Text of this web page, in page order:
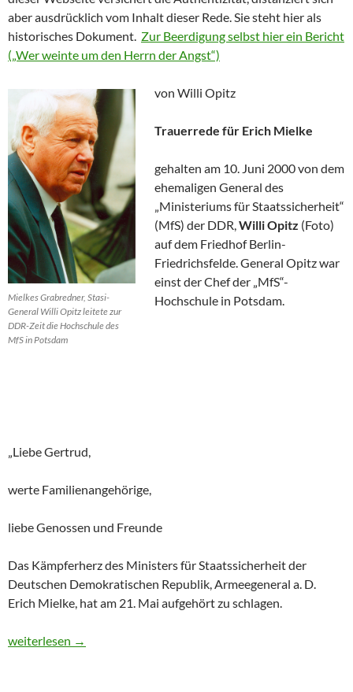
aber ausdrücklich vom Inhalt dieser Rede. Sie steht hier als
historisches Dokument. Zur Beerdigung selbst hier ein Bericht
(„Wer weinte um den Herrn der Angst“)
Mielkes Grabredner, Stasi-
General Willi Opitz leitete zur
DDR-Zeit die Hochschule des
MfS in Potsdam
von Willi Opitz
Trauerrede für Erich Mielke
gehalten am 10. Juni 2000 von dem
ehemaligen General des
„Ministeriums für Staatssicherheit“
(MfS) der DDR,Willi Opitz (Foto)
auf dem Friedhof Berlin-
Friedrichsfelde. General Opitz war
einst der Chef der „MfS“-
Hochschule in Potsdam.
„Liebe Gertrud,
werte Familienangehörige,
liebe Genossen und Freunde
Das Kämpferherz des Ministers für Staatssicherheit der
Deutschen Demokratischen Republik, Armeegeneral a. D.
Erich Mielke, hat am 21. Mai aufgehört zu schlagen.
Historisches Dokument: Die Trauerrede für Erich Mielke (1907-
weiterlesen →